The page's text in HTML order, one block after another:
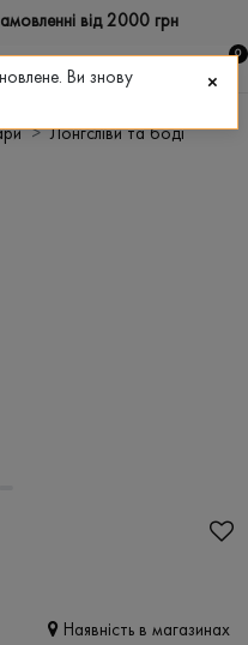
від 2000 грн
0
Лонгсліви та боді
Наявність в магазинах
Ви знову